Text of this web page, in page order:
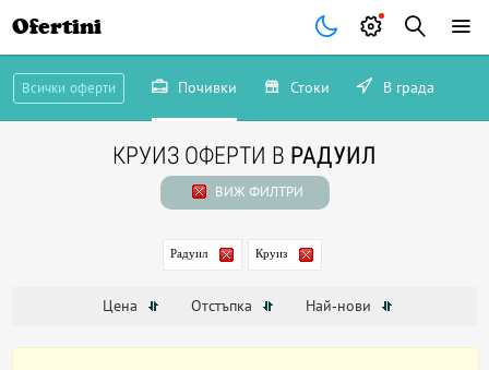
Ofertini
Всички оферти Почивки Стоки В града
КРУИЗ ОФЕРТИ В РАДУИЛ
ВИЖ ФИЛТРИ
Радуил Круиз
Цена Отстъпка Най-нови